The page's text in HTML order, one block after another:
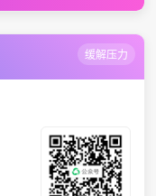
缓解压力